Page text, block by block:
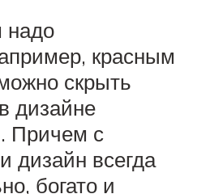
надо
красным
скрыть
дизайне
Причем с
дизайн всегда
богато и